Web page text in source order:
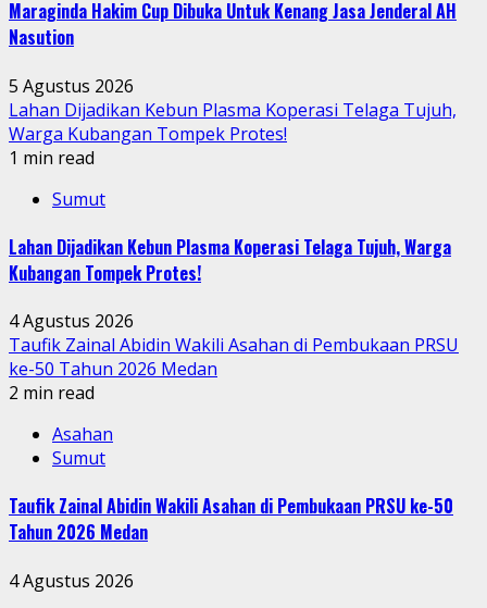
Maraginda Hakim Cup Dibuka Untuk Kenang Jasa Jenderal AH
Nasution
5 Agustus 2026
Lahan Dijadikan Kebun Plasma Koperasi Telaga Tujuh,
Warga Kubangan Tompek Protes!
1 min read
Sumut
Lahan Dijadikan Kebun Plasma Koperasi Telaga Tujuh, Warga
Kubangan Tompek Protes!
4 Agustus 2026
Taufik Zainal Abidin Wakili Asahan di Pembukaan PRSU
ke-50 Tahun 2026 Medan
2 min read
Asahan
Sumut
Taufik Zainal Abidin Wakili Asahan di Pembukaan PRSU ke-50
Tahun 2026 Medan
4 Agustus 2026